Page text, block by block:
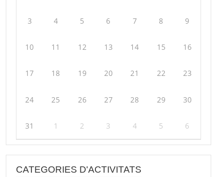
3 4 5 6 7 8 9
10 11 12 13 14 15 16
17 18 19 20 21 22 23
24 25 26 27 28 29 30
31 1 2 3 4 5 6
CATEGORIES D'ACTIVITATS